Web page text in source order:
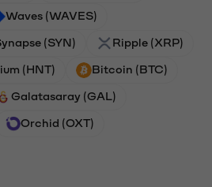
Waves (WAVES)
(SYN) Ripple (XRP)
(HNT) Bitcoin (BTC)
Galatasaray (GAL)
Orchid (OXT)